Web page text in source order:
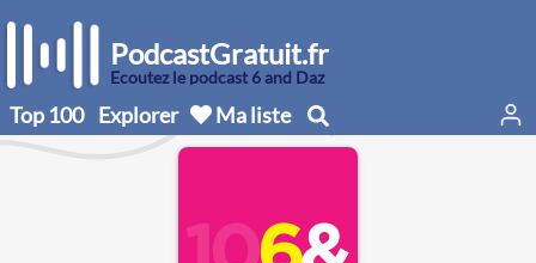
PodcastGratuit.fr
Écoutez le podcast 6 and Daz
Top 100 Explorer Ma liste